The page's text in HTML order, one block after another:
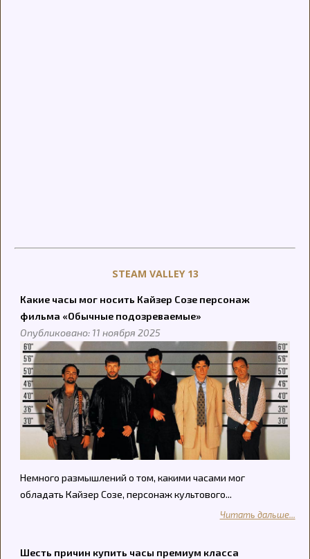
STEAM VALLEY 13
Какие часы мог носить Кайзер Созе персонаж
фильма «Обычные подозреваемые»
Опубликовано: 11 ноября 2025
Немного размышлений о том, какими часами мог
обладать Кайзер Созе, персонаж культового...
Читать дальше...
Шесть причин купить часы премиум класса